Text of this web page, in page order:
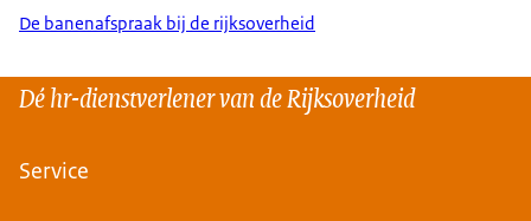
De banenafspraak bij de rijksoverheid
Dé hr-dienstverlener van de Rijksoverheid
Service